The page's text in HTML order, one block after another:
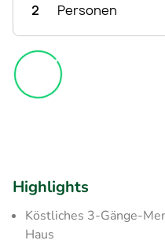
2 Personen
Highlights
Köstliches 3-Gänge-
Haus